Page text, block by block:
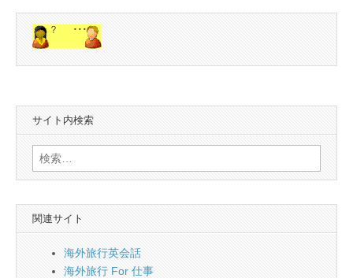
サイト内検索
検
索:
関連サイト
海外旅行英会話
海外旅行 For 仕事